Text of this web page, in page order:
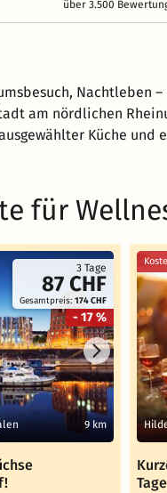
über 3.500
Nachtleben
am nördlichen
Küche und
für
3 Tage
87 CHF
Gesamtpreis: 174 CHF
- 17 %
9 km